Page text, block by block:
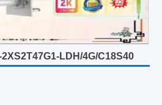
LDH/4G/C18S40